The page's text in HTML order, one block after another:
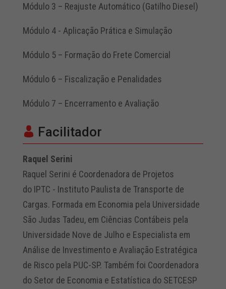
Módulo 3 – Reajuste Automático (Gatilho Diesel)
Módulo 4 - Aplicação Prática e Simulação
Módulo 5 – Formação do Frete Comercial
Módulo 6 – Fiscalização e Penalidades
Módulo 7 – Encerramento e Avaliação
Facilitador
Raquel Serini
Raquel Serini é Coordenadora de Projetos
do IPTC - Instituto Paulista de Transporte de
Cargas. Formada em Economia pela Universidade
São Judas Tadeu, em Ciências Contábeis pela
Universidade Nove de Julho e Especialista em
Análise de Investimento e Avaliação Estratégica
de Risco pela PUC-SP. Também foi Coordenadora
do Setor de Economia e Estatística do SETCESP